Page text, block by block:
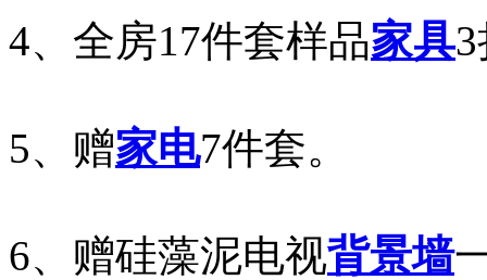
4、全房17件套样品家具
5、赠家电7件套。
6、赠硅藻泥电视背景墙